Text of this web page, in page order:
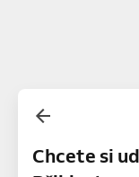
Chcete si